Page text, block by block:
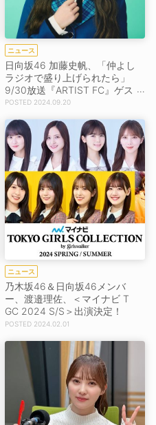
ニュース
日向坂46 加藤史帆、「仲よし
ラジオで盛り上げられたら」
9/30放送『ARTIST FC』ゲス
トパーソナリティ出演
2024.09.20
ニュース
乃木坂46＆日向坂46メンバ
ー、渡邉理佐、＜マイナビ T
GC 2024 S/S＞出演決定！
2024.02.01